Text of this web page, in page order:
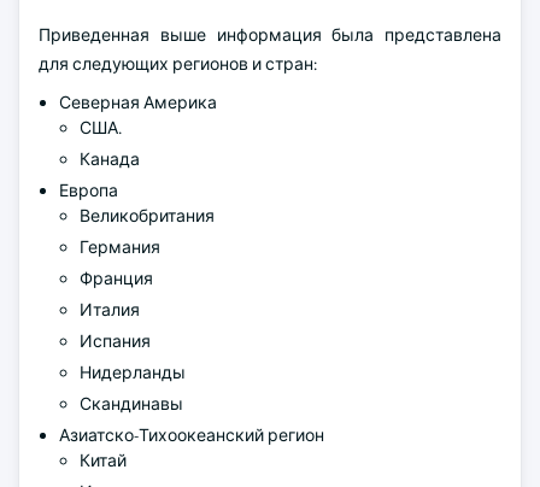
Приведенная выше информация была представлена
для следующих регионов и стран:
Северная Америка
США.
Канада
Европа
Великобритания
Германия
Франция
Италия
Испания
Нидерланды
Скандинавы
Азиатско-Тихоокеанский регион
Китай